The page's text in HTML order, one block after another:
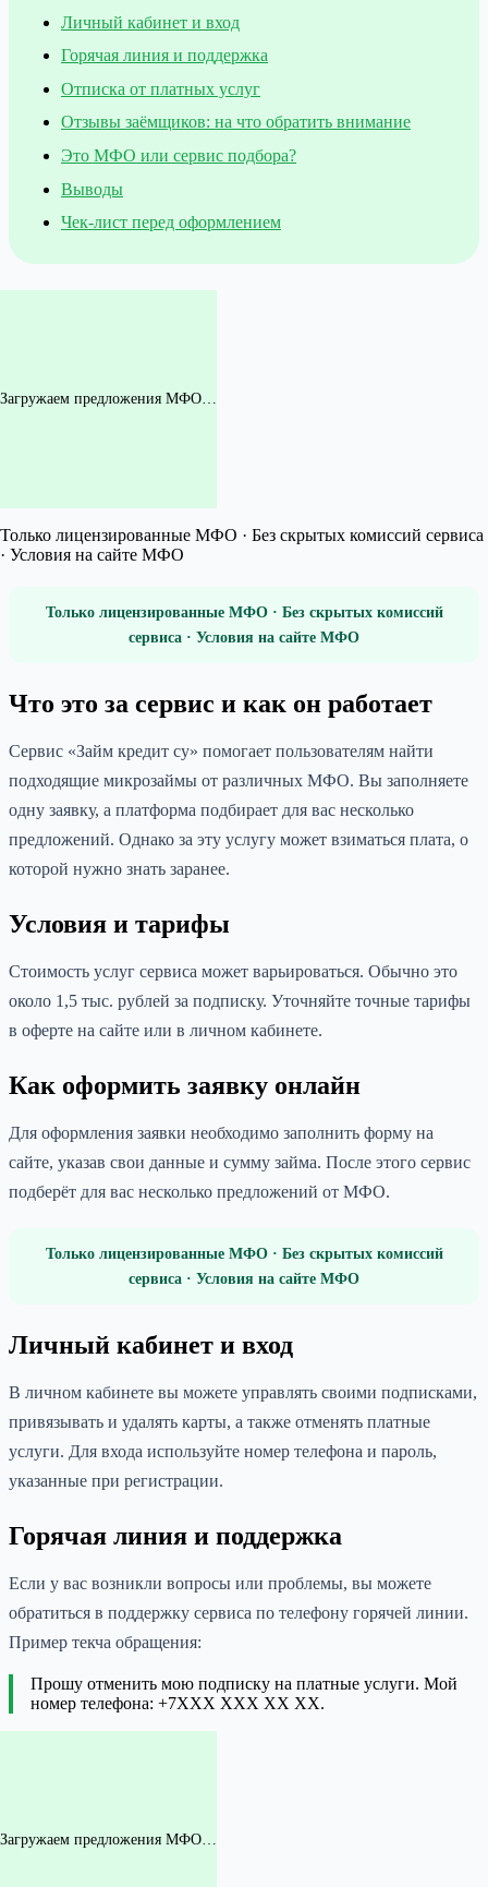
Личный кабинет и вход
Горячая линия и поддержка
Отписка от платных услуг
Отзывы заёмщиков: на что обратить внимание
Это МФО или сервис подбора?
Выводы
Чек-лист перед оформлением
Загружаем предложения МФО…
Только лицензированные МФО · Без скрытых комиссий сервиса
· Условия на сайте МФО
Только лицензированные МФО · Без скрытых комиссий
сервиса · Условия на сайте МФО
Что это за сервис и как он работает
Сервис «Займ кредит су» помогает пользователям найти
подходящие микрозаймы от различных МФО. Вы заполняете
одну заявку, а платформа подбирает для вас несколько
предложений. Однако за эту услугу может взиматься плата, о
которой нужно знать заранее.
Условия и тарифы
Стоимость услуг сервиса может варьироваться. Обычно это
около 1,5 тыс. рублей за подписку. Уточняйте точные тарифы
в оферте на сайте или в личном кабинете.
Как оформить заявку онлайн
Для оформления заявки необходимо заполнить форму на
сайте, указав свои данные и сумму займа. После этого сервис
подберёт для вас несколько предложений от МФО.
Только лицензированные МФО · Без скрытых комиссий
сервиса · Условия на сайте МФО
Личный кабинет и вход
В личном кабинете вы можете управлять своими подписками,
привязывать и удалять карты, а также отменять платные
услуги. Для входа используйте номер телефона и пароль,
указанные при регистрации.
Горячая линия и поддержка
Если у вас возникли вопросы или проблемы, вы можете
обратиться в поддержку сервиса по телефону горячей линии.
Пример текча обращения:
Прошу отменить мою подписку на платные услуги. Мой
номер телефона: +7XXX XXX XX XX.
Загружаем предложения МФО…